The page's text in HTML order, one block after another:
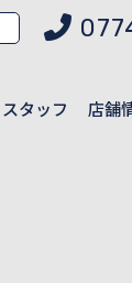
スタッフ 店舗